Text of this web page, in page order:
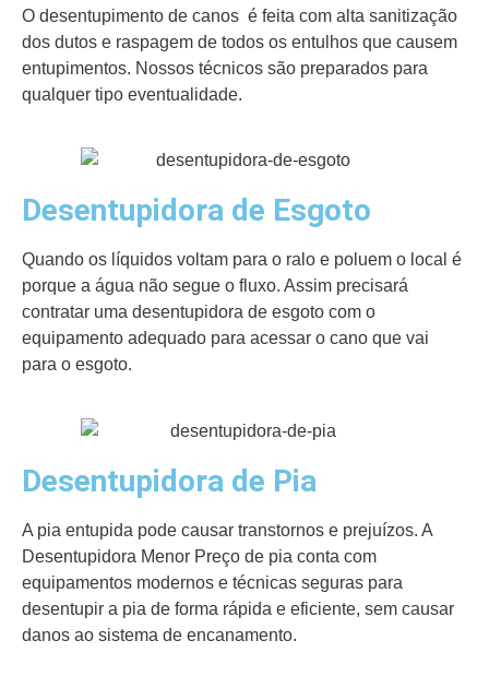
O desentupimento de canos é feita com alta sanitização
dos dutos e raspagem de todos os entulhos que causem
entupimentos. Nossos técnicos são preparados para
qualquer tipo eventualidade.
Desentupidora de Esgoto
Quando os líquidos voltam para o ralo e poluem o local é
porque a água não segue o fluxo. Assim precisará
contratar uma desentupidora de esgoto com o
equipamento adequado para acessar o cano que vai
para o esgoto.
Desentupidora de Pia
A pia entupida pode causar transtornos e prejuízos. A
Desentupidora Menor Preço de pia conta com
equipamentos modernos e técnicas seguras para
desentupir a pia de forma rápida e eficiente, sem causar
danos ao sistema de encanamento.